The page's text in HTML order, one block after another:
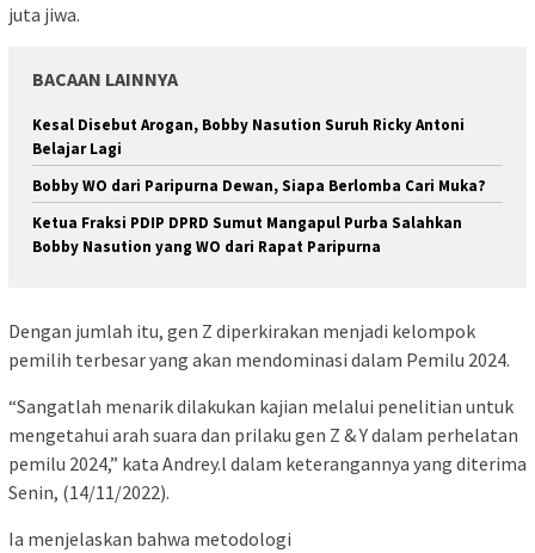
juta jiwa.
BACAAN LAINNYA
Kesal Disebut Arogan, Bobby Nasution Suruh Ricky Antoni
Belajar Lagi
Bobby WO dari Paripurna Dewan, Siapa Berlomba Cari Muka?
Ketua Fraksi PDIP DPRD Sumut Mangapul Purba Salahkan
Bobby Nasution yang WO dari Rapat Paripurna
Dengan jumlah itu, gen Z diperkirakan menjadi kelompok
pemilih terbesar yang akan mendominasi dalam Pemilu 2024.
“Sangatlah menarik dilakukan kajian melalui penelitian untuk
mengetahui arah suara dan prilaku gen Z & Y dalam perhelatan
pemilu 2024,” kata Andrey.l dalam keterangannya yang diterima
Senin, (14/11/2022).
Ia menjelaskan bahwa metodologi